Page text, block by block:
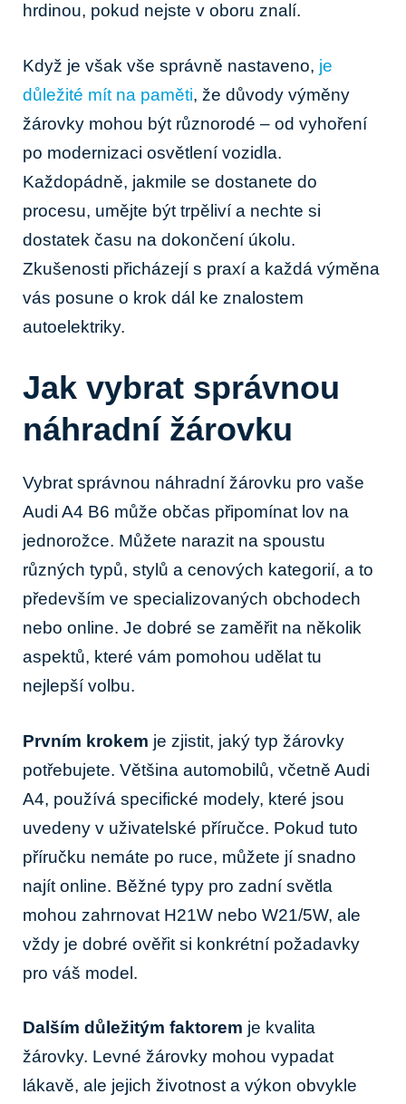
hrdinou, pokud nejste v oboru znalí.
Když je však vše správně nastaveno, je
důležité mít na paměti, že důvody výměny
žárovky mohou být různorodé – od vyhoření
po modernizaci osvětlení vozidla.
Každopádně, jakmile se dostanete do
procesu, umějte být trpěliví a nechte si
dostatek času na dokončení úkolu.
Zkušenosti přicházejí s praxí a každá výměna
vás posune o krok dál ke znalostem
autoelektriky.
Jak vybrat správnou
náhradní žárovku
Vybrat správnou náhradní žárovku pro vaše
Audi A4 B6 může občas připomínat lov na
jednorožce. Můžete narazit na spoustu
různých typů, stylů a cenových kategorií, a to
především ve specializovaných obchodech
nebo online. Je dobré se zaměřit na několik
aspektů, které vám pomohou udělat tu
nejlepší volbu.
Prvním krokem je zjistit, jaký typ žárovky
potřebujete. Většina automobilů, včetně Audi
A4, používá specifické modely, které jsou
uvedeny v uživatelské příručce. Pokud tuto
příručku nemáte po ruce, můžete jí snadno
najít online. Běžné typy pro zadní světla
mohou zahrnovat H21W nebo W21/5W, ale
vždy je dobré ověřit si konkrétní požadavky
pro váš model.
Dalším důležitým faktorem je kvalita
žárovky. Levné žárovky mohou vypadat
lákavě, ale jejich životnost a výkon obvykle